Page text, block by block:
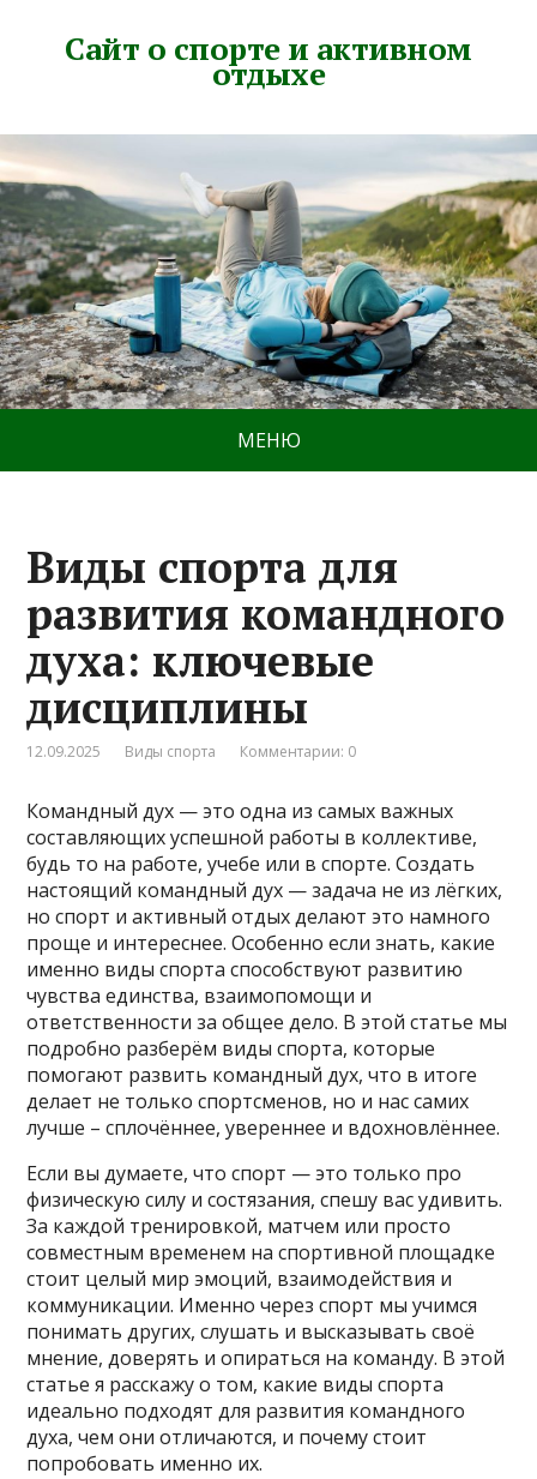
Сайт о спорте и активном
отдыхе
МЕНЮ
Виды спорта для
развития командного
духа: ключевые
дисциплины
12.09.2025 Виды спорта Комментарии: 0
Командный дух — это одна из самых важных
составляющих успешной работы в коллективе,
будь то на работе, учебе или в спорте. Создать
настоящий командный дух — задача не из лёгких,
но спорт и активный отдых делают это намного
проще и интереснее. Особенно если знать, какие
именно виды спорта способствуют развитию
чувства единства, взаимопомощи и
ответственности за общее дело. В этой статье мы
подробно разберём виды спорта, которые
помогают развить командный дух, что в итоге
делает не только спортсменов, но и нас самих
лучше – сплочённее, увереннее и вдохновлённее.
Если вы думаете, что спорт — это только про
физическую силу и состязания, спешу вас удивить.
За каждой тренировкой, матчем или просто
совместным временем на спортивной площадке
стоит целый мир эмоций, взаимодействия и
коммуникации. Именно через спорт мы учимся
понимать других, слушать и высказывать своё
мнение, доверять и опираться на команду. В этой
статье я расскажу о том, какие виды спорта
идеально подходят для развития командного
духа, чем они отличаются, и почему стоит
попробовать именно их.